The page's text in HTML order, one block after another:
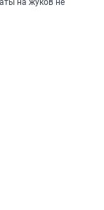
на жуков не